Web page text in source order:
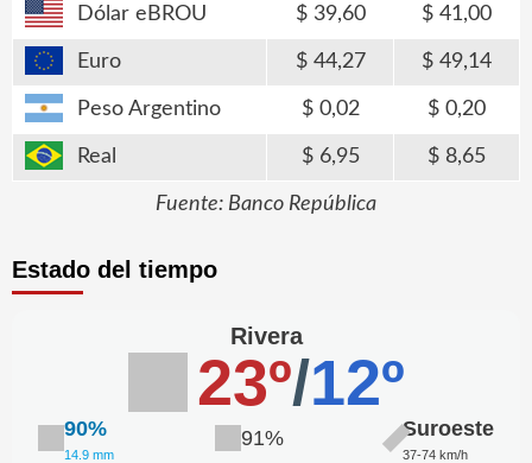
Dólar eBROU 39,60 41,00
Euro 44,27 49,14
Peso Argentino 0,02 0,20
Real 6,95 8,65
Fuente: Banco República
Estado del tiempo
Rivera
23º/12º
90%
14.9 mm
91% Suroeste
37-74 km/h